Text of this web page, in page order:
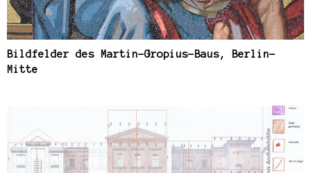
Bildfelder des Martin-Gropius-Baus, Berlin-
Mitte